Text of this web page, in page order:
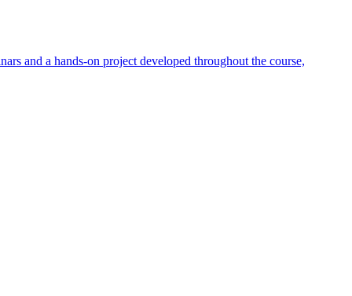
and a hands-on project developed throughout the course,